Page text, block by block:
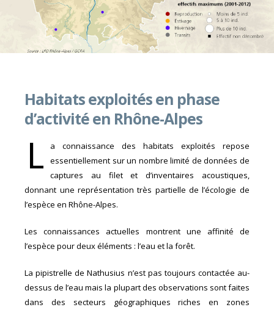
Habitats exploités en phase
d’activité en Rhône-Alpes
L
a connaissance des habitats exploités repose
essentiellement sur un nombre limité de données de
captures au filet et d’inventaires acoustiques,
donnant une représentation très partielle de l’écologie de
l’espèce en Rhône-Alpes.
Les connaissances actuelles montrent une affinité de
l’espèce pour deux éléments : l’eau et la forêt.
La pipistrelle de Nathusius n’est pas toujours contactée au-
dessus de l’eau mais la plupart des observations sont faites
dans des secteurs géographiques riches en zones